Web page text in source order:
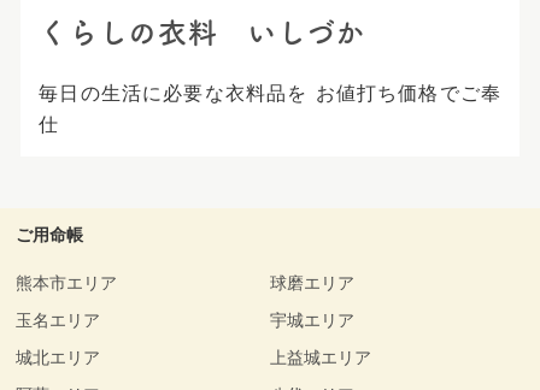
くらしの衣料 いしづか
毎日の生活に必要な衣料品を お値打ち価格でご奉
仕
ご用命帳
熊本市エリア
玉名エリア
城北エリア
球磨エリア
宇城エリア
上益城エリア